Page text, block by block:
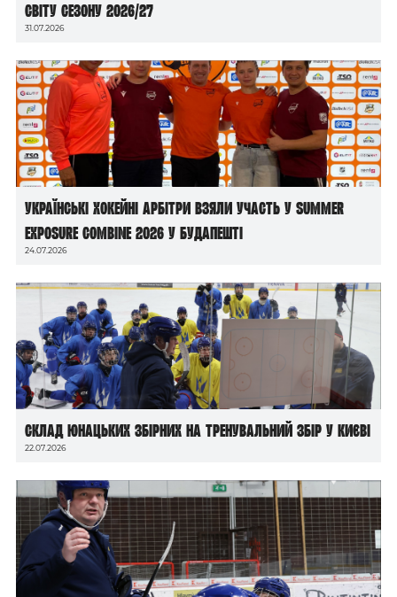
світу сезону 2026/27
31.07.2026
Українські хокейні арбітри взяли участь у Summer
Exposure Combine 2026 у Будапешті
24.07.2026
Склад юнацьких збірних на тренувальний збір у Києві
22.07.2026